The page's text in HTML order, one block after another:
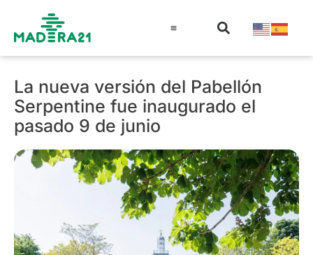
La nueva versión del Pabellón
Serpentine fue inaugurado el
pasado 9 de junio